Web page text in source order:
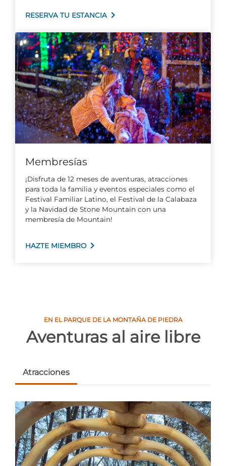
RESERVA TU ESTANCIA
Membresías
¡Disfruta de 12 meses de aventuras, atracciones
para toda la familia y eventos especiales como el
Festival Familiar Latino, el Festival de la Calabaza
y la Navidad de Stone Mountain con una
membresía de Mountain!
HAZTE MIEMBRO
EN EL PARQUE DE LA MONTAÑA DE PIEDRA
Aventuras al aire libre
Atracciones